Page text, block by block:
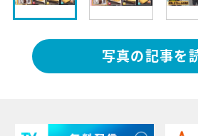
写真の記事を